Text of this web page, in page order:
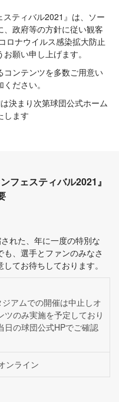
スティバル2021』は、ソー
政府等の方針に従い観客
ロナウイルス感染拡大防止
願い申し上げます。
ンテンツを多数ご用意い
ださい。
決まり次第球団公式ホーム
します
フェスティバル2021』
れた、年に一度の特別な
、選手とファンのみなさ
てお待ちしております。
アムでの開催は中止しオ
ツのみ実施を予定しており
日の球団公式HPでご確認
ンライン